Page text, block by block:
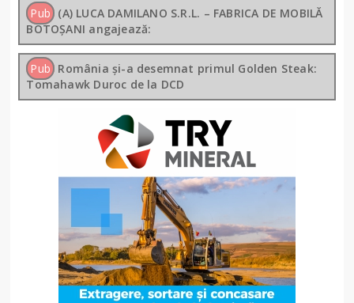
Pub (A) LUCA DAMILANO S.R.L. – FABRICA DE MOBILĂ
BOTOȘANI angajează:
Pub România și-a desemnat primul Golden Steak:
Tomahawk Duroc de la DCD